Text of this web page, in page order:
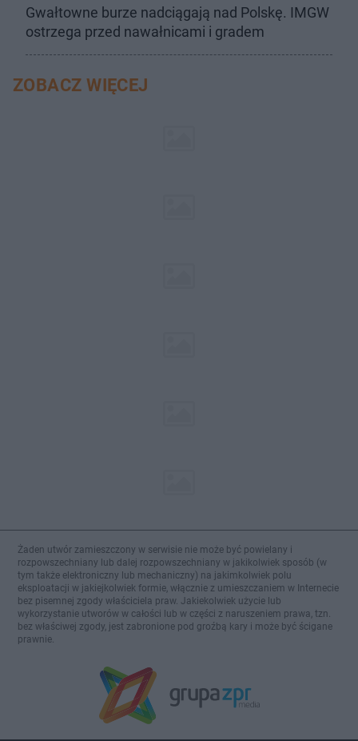
Gwałtowne burze nadciągają nad Polskę. IMGW
ostrzega przed nawałnicami i gradem
ZOBACZ WIĘCEJ
Żaden utwór zamieszczony w serwisie nie może być powielany i
rozpowszechniany lub dalej rozpowszechniany w jakikolwiek sposób (w
tym także elektroniczny lub mechaniczny) na jakimkolwiek polu
eksploatacji w jakiejkolwiek formie, włącznie z umieszczaniem w Internecie
bez pisemnej zgody właściciela praw. Jakiekolwiek użycie lub
wykorzystanie utworów w całości lub w części z naruszeniem prawa, tzn.
bez właściwej zgody, jest zabronione pod groźbą kary i może być ścigane
prawnie.